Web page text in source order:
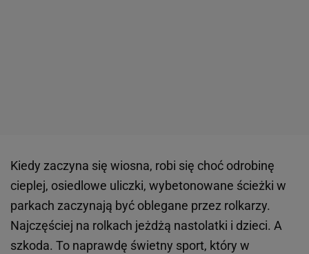
Kiedy zaczyna się wiosna, robi się choć odrobinę
cieplej, osiedlowe uliczki, wybetonowane ścieżki w
parkach zaczynają być oblegane przez rolkarzy.
Najczęściej na rolkach jeżdżą nastolatki i dzieci. A
szkoda. To naprawdę świetny sport, który w